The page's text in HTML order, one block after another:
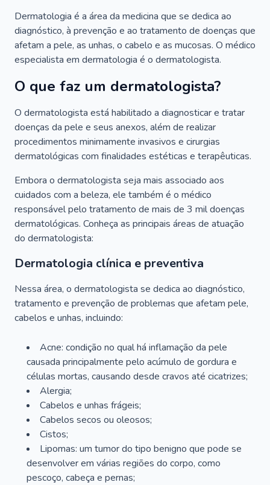
Dermatologia é a área da medicina que se dedica ao
diagnóstico, à prevenção e ao tratamento de doenças que
afetam a pele, as unhas, o cabelo e as mucosas. O médico
especialista em dermatologia é o dermatologista.
O que faz um dermatologista?
O dermatologista está habilitado a diagnosticar e tratar
doenças da pele e seus anexos, além de realizar
procedimentos minimamente invasivos e cirurgias
dermatológicas com finalidades estéticas e terapêuticas.
Embora o dermatologista seja mais associado aos
cuidados com a beleza, ele também é o médico
responsável pelo tratamento de mais de 3 mil doenças
dermatológicas. Conheça as principais áreas de atuação
do dermatologista:
Dermatologia clínica e preventiva
Nessa área, o dermatologista se dedica ao diagnóstico,
tratamento e prevenção de problemas que afetam pele,
cabelos e unhas, incluindo:
Acne: condição no qual há inflamação da pele
causada principalmente pelo acúmulo de gordura e
células mortas, causando desde cravos até cicatrizes;
Alergia;
Cabelos e unhas frágeis;
Cabelos secos ou oleosos;
Cistos;
Lipomas: um tumor do tipo benigno que pode se
desenvolver em várias regiões do corpo, como
pescoço, cabeça e pernas;